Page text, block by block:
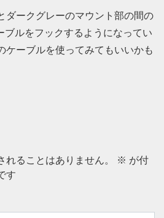
ダークグレーのマウント部の間の
ブルをフックするようになってい
ケーブルを使ってみてもいいかも
れることはありません。 ※ が付
す